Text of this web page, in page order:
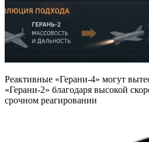
Реактивные «Герани-4» могут
«Герани-2» благодаря высокой
срочном реагировании